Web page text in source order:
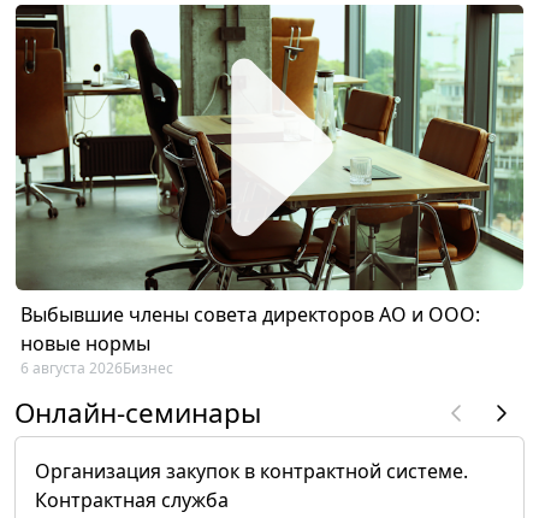
Выбывшие члены совета директоров АО и ООО:
новые нормы
6 августа 2026Бизнес
Онлайн-семинары
Организация закупок в контрактной системе.
Контрактная служба